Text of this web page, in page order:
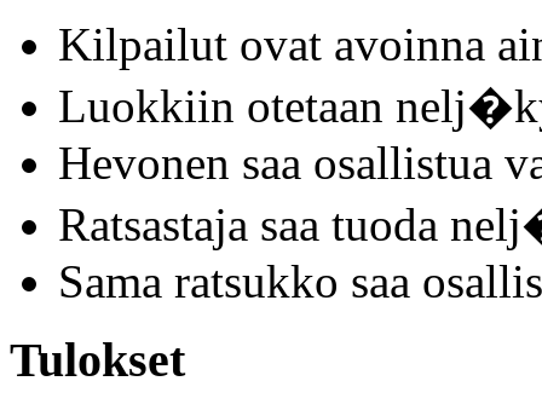
Kilpailut ovat avoinna
Luokkiin otetaan
Hevonen saa osallistua
Ratsastaja saa tuoda
Sama ratsukko saa
Tulokset